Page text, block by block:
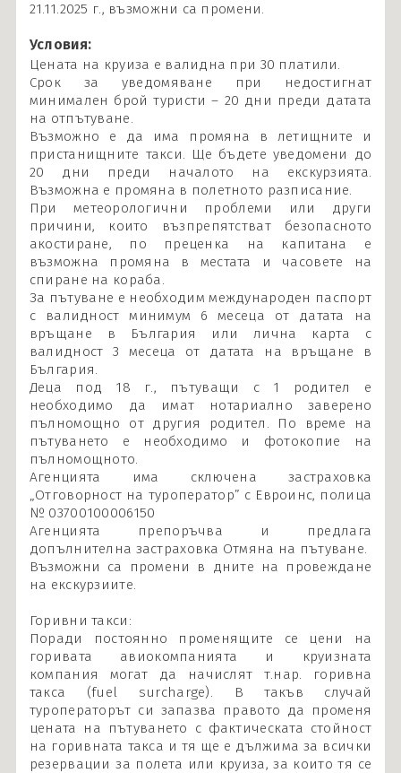
21.11.2025 г., възможни са промени.
Условия:
Цената на круиза е валидна при 30 платили.
Срок за уведомяване при недостигнат
минимален брой туристи – 20 дни преди датата
на отпътуване.
Възможно е да има промяна в летищните и
пристанищните такси. Ще бъдете уведомени до
20 дни преди началото на екскурзията.
Възможна е промяна в полетното разписание.
При метеорологични проблеми или други
причини, които възпрепятстват безопасното
акостиране, по преценка на капитана е
възможна промяна в местата и часовете на
спиране на кораба.
За пътуване е необходим международен паспорт
с валидност минимум 6 месеца от датата на
връщане в България или лична карта с
валидност 3 месеца от датата на връщане в
България.
Деца под 18 г., пътуващи с 1 родител е
необходимо да имат нотариално заверено
пълномощно от другия родител. По време на
пътуването е необходимо и фотокопие на
пълномощното.
Агенцията има сключена застраховка
„Отговорност на туроператор” с Евроинс, полица
№ 03700100006150
Агенцията препоръчва и предлага
допълнителна застраховка Отмяна на пътуване.
Възможни са промени в дните на провеждане
на екскурзиите.
Горивни такси:
Поради постоянно променящите се цени на
горивата авиокомпанията и круизната
компания могат да начислят т.нар. горивна
такса (fuel surcharge). В такъв случай
туроператорът си запазва правото да променя
цената на пътуването с фактическата стойност
на горивната такса и тя ще е дължима за всички
резервации за полета или круиза, за които тя се